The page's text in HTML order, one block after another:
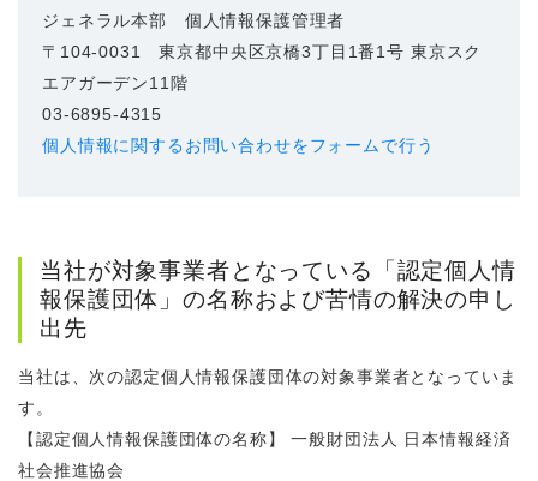
ジェネラル本部 個人情報保護管理者
〒104-0031 東京都中央区京橋3丁目1番1号 東京スク
エアガーデン11階
03-6895-4315
個人情報に関するお問い合わせをフォームで行う
当社が対象事業者となっている「認定個人情
報保護団体」の名称および苦情の解決の申し
出先
当社は、次の認定個人情報保護団体の対象事業者となっていま
す。
【認定個人情報保護団体の名称】 一般財団法人 日本情報経済
社会推進協会